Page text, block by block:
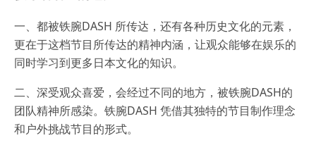
一、都被铁腕DASH 所传达，还有各种历史文化的元素，
更在于这档节目所传达的精神内涵，让观众能够在娱乐的
同时学习到更多日本文化的知识。
二、深受观众喜爱，会经过不同的地方，被铁腕DASH的
团队精神所感染。铁腕DASH 凭借其独特的节目制作理念
和户外挑战节目的形式。